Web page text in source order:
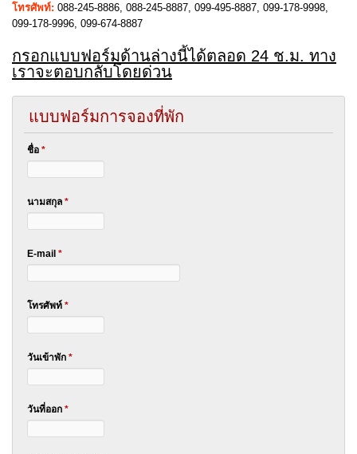
โทรศัพท์: 088-245-8886, 088-245-8887, 099-495-8887, 099-178-9998,
099-178-9996, 099-674-8887
กรอกแบบฟอร์มด้านล่างนี้ได้ตลอด 24 ช.ม. ทาง
เราจะตอบกลับโดยด่วน
แบบฟอร์มการจองที่พัก
ชื่อ *
นามสกุล *
E-mail *
โทรศัพท์ *
วันเข้าพัก *
วันที่ออก *